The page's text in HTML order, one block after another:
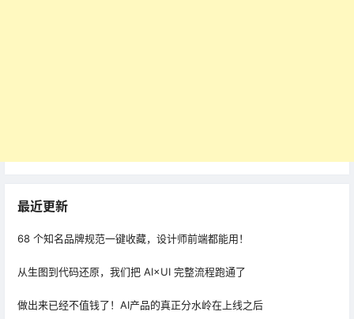
最近更新
68 个知名品牌规范一键收藏，设计师前端都能用！
从生图到代码还原，我们把 AI×UI 完整流程跑通了
做出来已经不值钱了！AI产品的真正分水岭在上线之后